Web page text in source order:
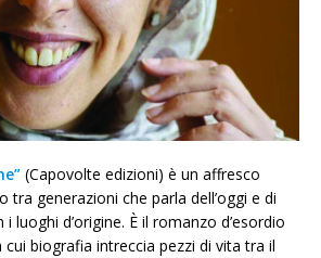
(Capovolte edizioni) è un affresco
tra generazioni che parla dell’oggi e di
luoghi d’origine. È il romanzo d’esordio
cui biografia intreccia pezzi di vita tra il